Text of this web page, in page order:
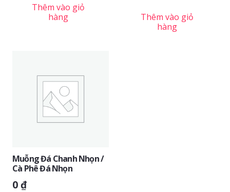
Thêm vào giỏ
hàng
Thêm vào giỏ
hàng
Muỗng Đá Chanh Nhọn /
Cà Phê Đá Nhọn
0₫